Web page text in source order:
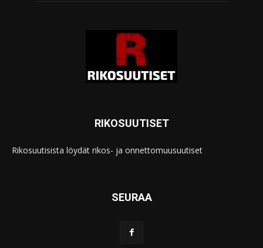
RIKOSUUTISET
Rikosuutisista löydät rikos- ja onnettomuusuutiset
SEURAA